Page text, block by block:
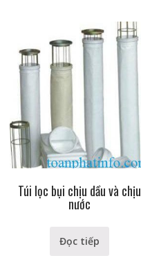
Túi lọc bụi chịu dầu và chịu
nước
Đọc tiếp